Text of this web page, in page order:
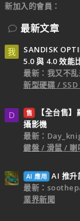
新加入的會員
最新文章
我
SANDISK
5.0 與 4.0 效能
最新：我又不
新型硬碟 /
D 售
【全台售
攝影機
最新：
鍵盤 / 滑鼠 / 喇
AI 應用 AI 推升
最新：
業界新聞